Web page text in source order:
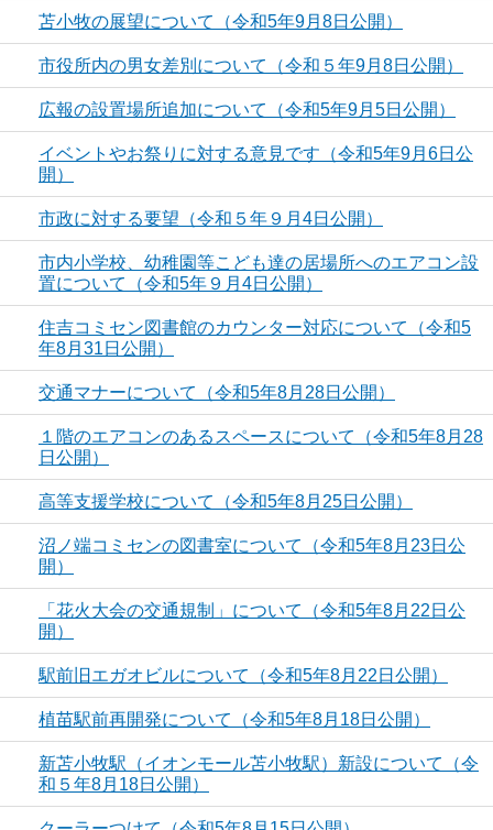
苫小牧の展望について（令和5年9月8日公開）
市役所内の男女差別について（令和５年9月8日公開）
広報の設置場所追加について（令和5年9月5日公開）
イベントやお祭りに対する意見です（令和5年9月6日公
開）
市政に対する要望（令和５年９月4日公開）
市内小学校、幼稚園等こども達の居場所へのエアコン設
置について（令和5年９月4日公開）
住吉コミセン図書館のカウンター対応について（令和5
年8月31日公開）
交通マナーについて（令和5年8月28日公開）
１階のエアコンのあるスペースについて（令和5年8月28
日公開）
高等支援学校について（令和5年8月25日公開）
沼ノ端コミセンの図書室について（令和5年8月23日公
開）
「花火大会の交通規制」について（令和5年8月22日公
開）
駅前旧エガオビルについて（令和5年8月22日公開）
植苗駅前再開発について（令和5年8月18日公開）
新苫小牧駅（イオンモール苫小牧駅）新設について（令
和５年8月18日公開）